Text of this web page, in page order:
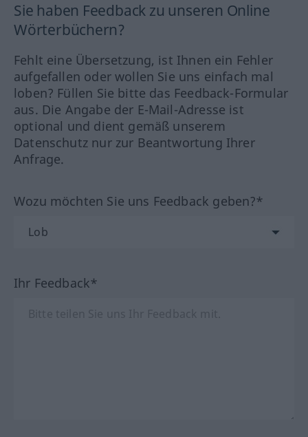
Sie haben Feedback zu unseren Online
Wörterbüchern?
Fehlt eine Übersetzung, ist Ihnen ein Fehler
aufgefallen oder wollen Sie uns einfach mal
loben? Füllen Sie bitte das Feedback-Formular
aus. Die Angabe der E-Mail-Adresse ist
optional und dient gemäß unserem
Datenschutz nur zur Beantwortung Ihrer
Anfrage.
Wozu möchten Sie uns Feedback geben?*
Ihr Feedback*